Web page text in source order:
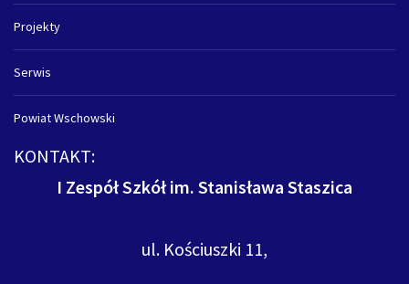
Projekty
Serwis
Powiat Wschowski
KONTAKT:
I Zespół Szkół im. Stanisława Staszica
ul. Kościuszki 11,